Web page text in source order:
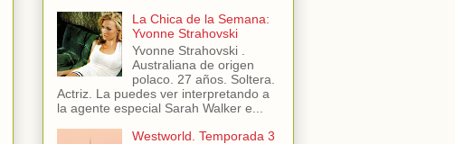
La Chica de la Semana:
Yvonne Strahovski
Yvonne Strahovski .
Australiana de origen
polaco. 27 años. Soltera.
Actriz. La puedes ver interpretando a
la agente especial Sarah Walker e...
Westworld. Temporada 3